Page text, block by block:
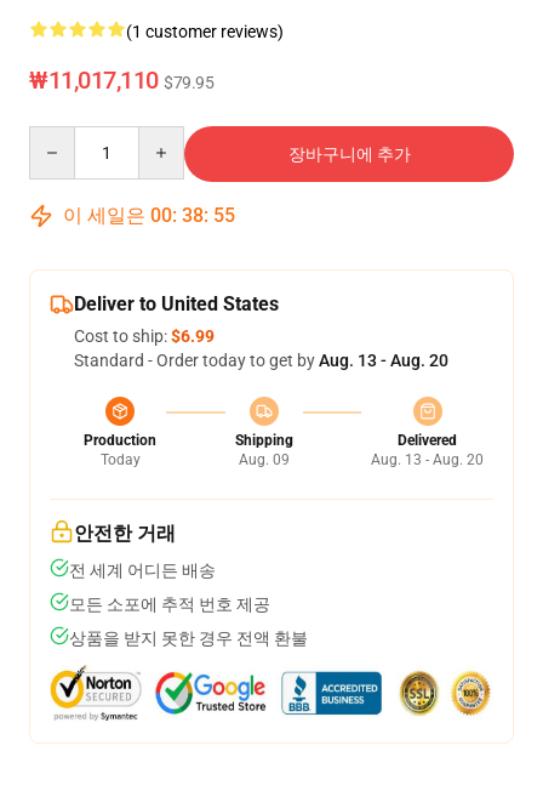
(1 customer reviews)
₩11,017,110 $79.95
장바구니에 추가
이 세일은 00: 38: 54
Deliver to United States
Cost to ship:$6.99
Standard - Order today to get byAug. 13 - Aug. 20
Production
Today
Shipping
Aug. 09
Delivered
Aug. 13 - Aug. 20
안전한 거래
전 세계 어디든 배송
모든 소포에 추적 번호 제공
상품을 받지 못한 경우 전액 환불